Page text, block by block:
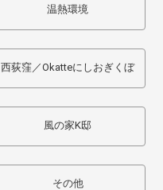
温熱環境
西荻窪／Okatteにしおぎくぼ
風の家K邸
その他